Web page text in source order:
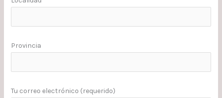
Provincia
Tu correo electrónico (requerido)